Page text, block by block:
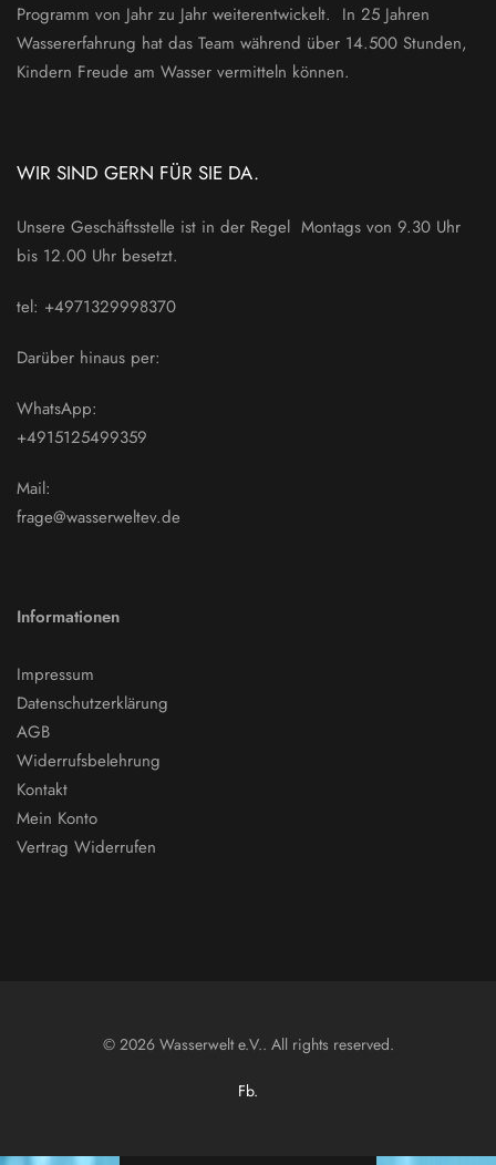
Programm von Jahr zu Jahr weiterentwickelt. In 25 Jahren
Wassererfahrung hat das Team während über 14.500 Stunden,
Kindern Freude am Wasser vermitteln können.
WIR SIND GERN FÜR SIE DA.
Unsere Geschäftsstelle ist in der Regel Montags von 9.30 Uhr
bis 12.00 Uhr besetzt.
tel: +4971329998370
Darüber hinaus per:
WhatsApp:
+4915125499359
Mail:
frage@wasserweltev.de
Informationen
Impressum
Datenschutzerklärung
AGB
Widerrufsbelehrung
Kontakt
Mein Konto
Vertrag Widerrufen
© 2026 Wasserwelt e.V.. All rights reserved.
Fb.